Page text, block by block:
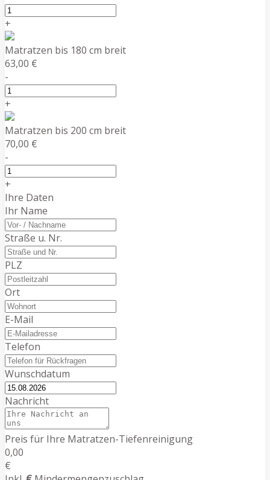
+
Matratzen bis 180 cm breit
63,00 €
-
+
Matratzen bis 200 cm breit
70,00 €
-
+
Ihre Daten
Ihr Name
Straße u. Nr.
PLZ
Ort
E-Mail
Telefon
Wunschdatum
Nachricht
Preis für Ihre Matratzen-Tiefenreinigung
0,00
€